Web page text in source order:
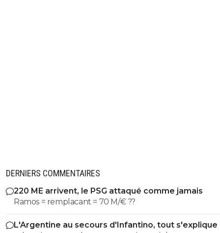
DERNIERS COMMENTAIRES
220 ME arrivent, le PSG attaqué comme jamais
Ramos = remplacant = 70 M/€ ??
L'Argentine au secours d'Infantino, tout s'explique